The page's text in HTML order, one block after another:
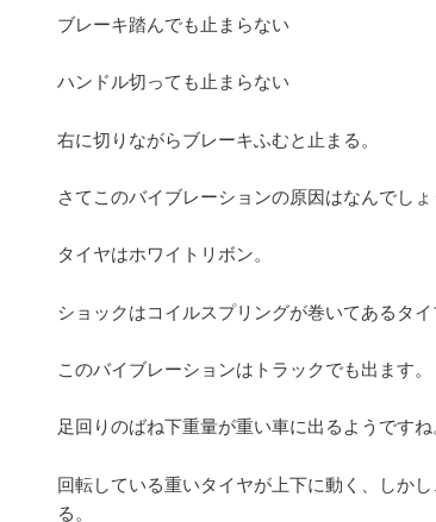
ブレーキ踏んでも止まらない
ハンドル切っても止まらない
右に切りながらブレーキふむと止まる。
さてこのバイブレーションの原因はなんでし
タイヤはホワイトリボン。
ショックはコイルスプリングが巻いてあるタイ
このバイブレーションはトラックでも出ます。
足回りのばね下重量が重い車に出るようですね
回転している重いタイヤが上下に動く、しか
る。